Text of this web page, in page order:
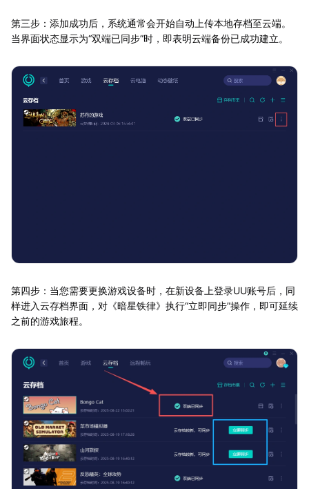
第三步：添加成功后，系统通常会开始自动上传本地存档至云端。
当界面状态显示为“双端已同步”时，即表明云端备份已成功建立。
第四步：当您需要更换游戏设备时，在新设备上登录UU账号后，同
样进入云存档界面，对《暗星铁律》执行“立即同步”操作，即可延续
之前的游戏旅程。